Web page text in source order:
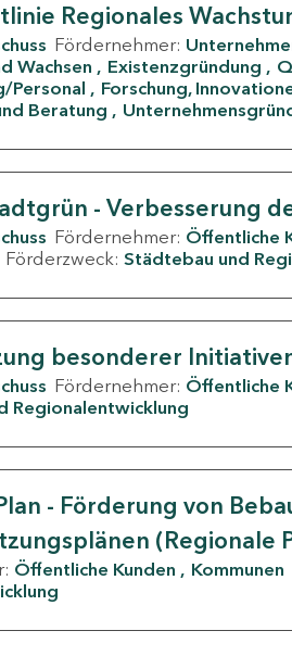
Regionales
Fördernehmer:
Wachsen
Existenzgründung
Personal
Forschung,
Beratung
- Verbesserung
Fördernehmer: Öffentliche
Förderzweck: Städtebau und
besonderer
Fördernehmer: Öffentliche
Regionalentwicklung
- Förderung von
(Regionale
Öffentliche Kunden Kommunen